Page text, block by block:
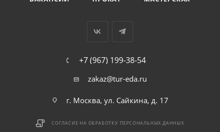
+7 (967) 199-38-54
zakaz@tur-eda.ru
г. Москва, ул. Сайкина, д. 17
СОГЛАСИЕ НА ОБРАБОТКУ ПЕРСОНАЛЬНЫХ ДАННЫХ